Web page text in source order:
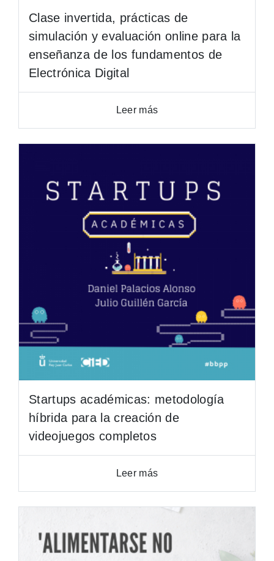
Clase invertida, prácticas de
simulación y evaluación online para la
enseñanza de los fundamentos de
Electrónica Digital
Leer más
Startups académicas: metodología
híbrida para la creación de
videojuegos completos
Leer más